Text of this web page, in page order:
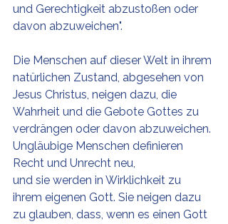
und Gerechtigkeit abzustoßen oder
davon abzuweichen".
Die Menschen auf dieser Welt in ihrem
natürlichen Zustand, abgesehen von
Jesus Christus, neigen dazu, die
Wahrheit und die Gebote Gottes zu
verdrängen oder davon abzuweichen.
Ungläubige Menschen definieren
Recht und Unrecht neu,
und sie werden in Wirklichkeit zu
ihrem eigenen Gott. Sie neigen dazu
zu glauben, dass, wenn es einen Gott